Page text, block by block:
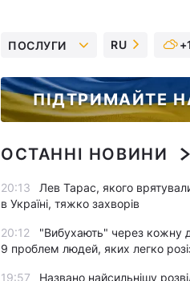
ПОСЛУГИ RU
ПІДТРИМАЙТЕ
ОСТАННІ НОВИНИ
20:13
Лев Тарас, якого
в Україні, тяжко захворів
20:12
"Вибухають" через кожну
9 проблем людей, яких легко
19:57
Названо найсильнішу